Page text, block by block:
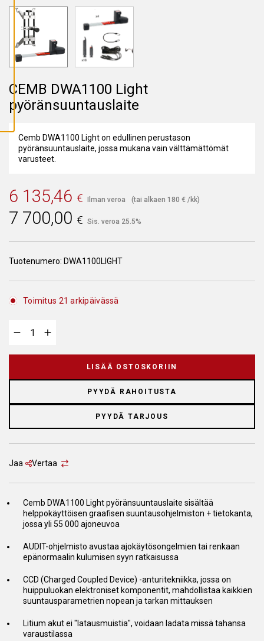
E
V
Ä
E
E
T
CEMB DWA1100 Light
pyöränsuuntauslaite
Cemb DWA1100 Light on edullinen perustason
pyöränsuuntauslaite, jossa mukana vain välttämättömät
varusteet.
6 135,46 € Ilman veroa (tai alkaen 180 € /kk)
7 700,00 € Sis. veroa 25.5%
Tuotenumero: DWA1100LIGHT
Toimitus 21 arkipäivässä
LISÄÄ OSTOSKORIIN
PYYDÄ RAHOITUSTA
PYYDÄ TARJOUS
Jaa Vertaa
Cemb DWA1100 Light pyöränsuuntauslaite sisältää
helppokäyttöisen graafisen suuntausohjelmiston + tietokanta,
jossa yli 55 000 ajoneuvoa
AUDIT-ohjelmisto avustaa ajokäytösongelmien tai renkaan
epänormaalin kulumisen syyn ratkaisussa
CCD (Charged Coupled Device) -anturitekniikka, jossa on
huippuluokan elektroniset komponentit, mahdollistaa kaikkien
suuntausparametrien nopean ja tarkan mittauksen
Litium akut ei "latausmuistia", voidaan ladata missä tahansa
varaustilassa